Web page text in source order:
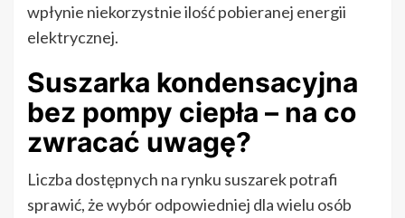
wpłynie niekorzystnie ilość pobieranej energii
elektrycznej.
Suszarka kondensacyjna
bez pompy ciepła – na co
zwracać uwagę?
Liczba dostępnych na rynku suszarek potrafi
sprawić, że wybór odpowiedniej dla wielu osób